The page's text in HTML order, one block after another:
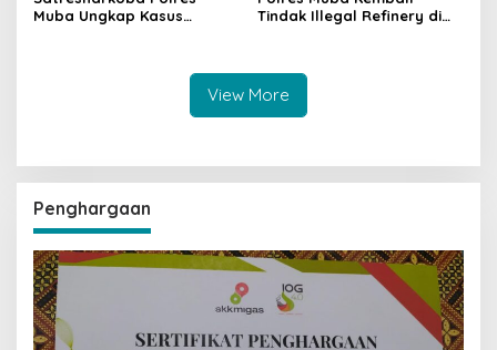
Muba Ungkap Kasus
Tindak Illegal Refinery di
View More
Penghargaan